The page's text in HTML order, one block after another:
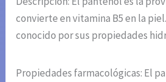
convierte en vitamina B5 en la
conocido por sus propiedades
Propiedades farmacológicas: El